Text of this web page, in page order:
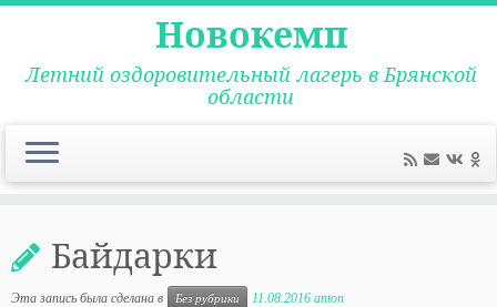
содержимому
Новокемп
Летний оздоровительный лагерь в Брянской
области
Байдарки
Эта запись была сделана в Без рубрики 11.08.2016 anton